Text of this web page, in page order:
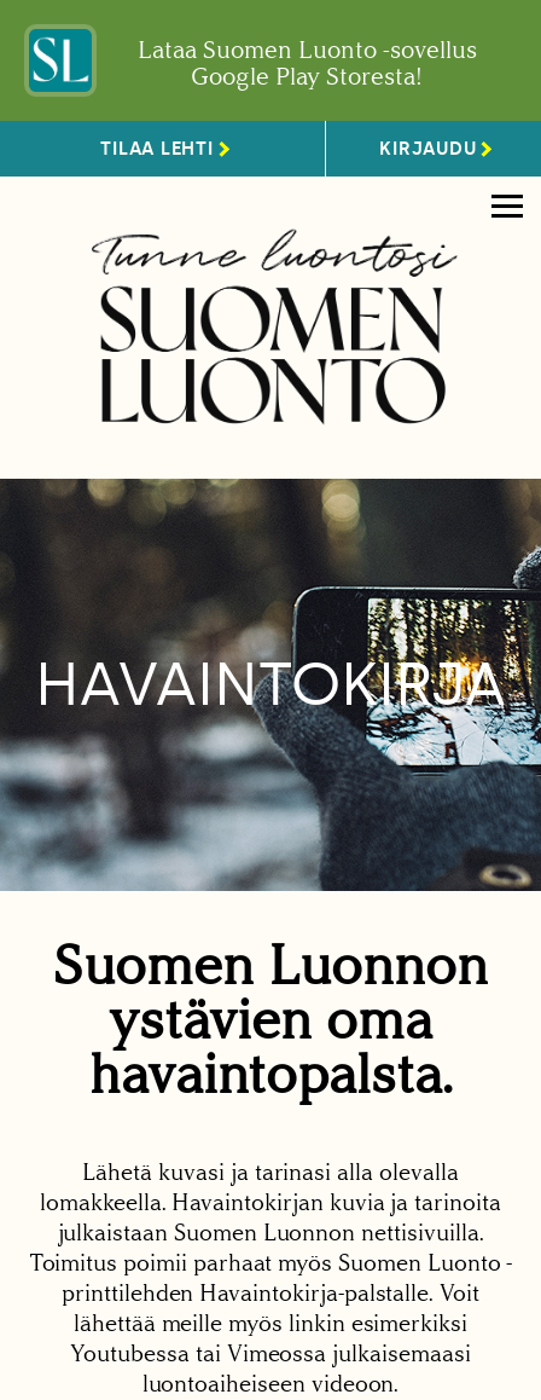
Lataa Suomen Luonto -sovellus
Google Play Storesta!
TILAA LEHTI KIRJAUDU
HAVAINTOKIRJA
Suomen Luonnon
ystävien oma
havaintopalsta.
Lähetä kuvasi ja tarinasi alla olevalla
lomakkeella. Havaintokirjan kuvia ja tarinoita
julkaistaan Suomen Luonnon nettisivuilla.
Toimitus poimii parhaat myös Suomen Luonto -
printtilehden Havaintokirja-palstalle. Voit
lähettää meille myös linkin esimerkiksi
Youtubessa tai Vimeossa julkaisemaasi
luontoaiheiseen videoon.